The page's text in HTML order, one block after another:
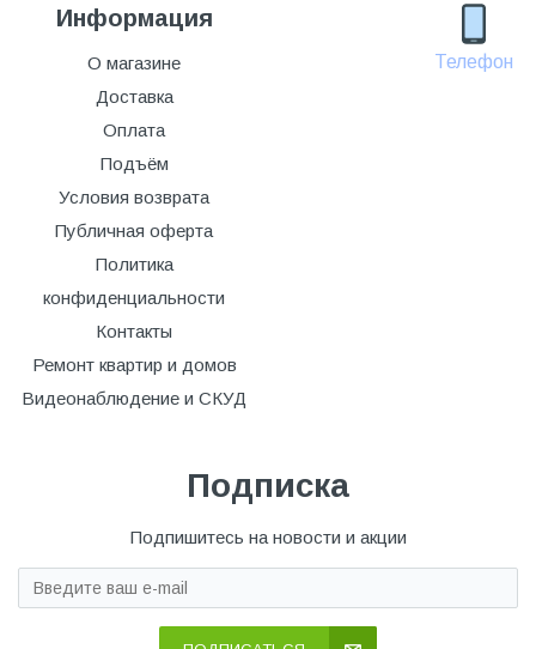
Телефон
Информация
О магазине
Доставка
Оплата
Подъём
Условия возврата
Публичная оферта
Политика
конфиденциальности
Контакты
Ремонт квартир и домов
Видеонаблюдение и СКУД
Подписка
Подпишитесь на новости и акции